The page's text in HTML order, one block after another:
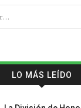
LO MÁS LEÍDO